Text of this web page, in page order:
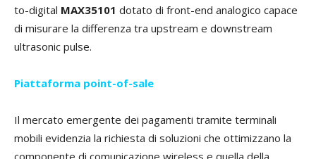
to-digital MAX35101 dotato di front-end analogico capace
di misurare la differenza tra upstream e downstream
ultrasonic pulse.
Piattaforma point-of-sale
Il mercato emergente dei pagamenti tramite terminali
mobili evidenzia la richiesta di soluzioni che ottimizzano la